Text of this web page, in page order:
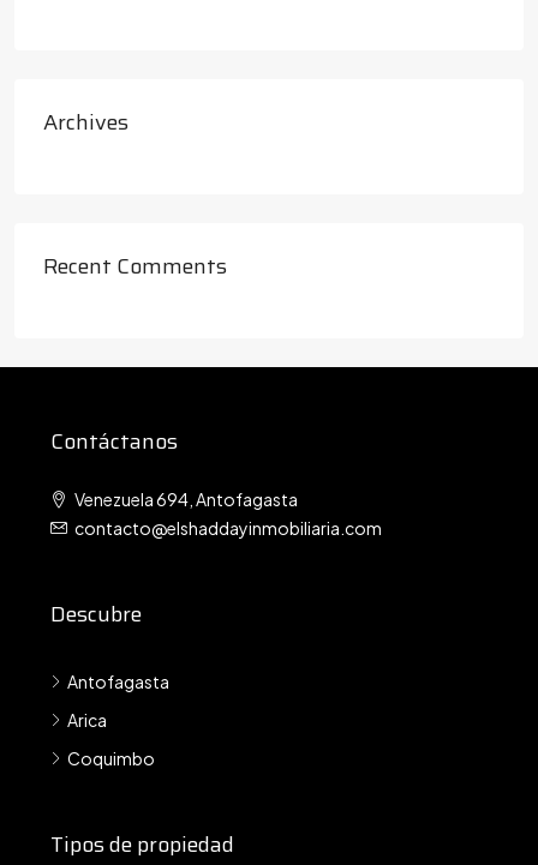
Archives
Recent Comments
Contáctanos
Venezuela 694, Antofagasta
contacto@elshaddayinmobiliaria.com
Descubre
Antofagasta
Arica
Coquimbo
Tipos de propiedad